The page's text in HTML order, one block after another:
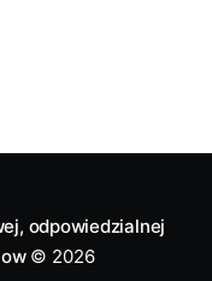
wysokich
odpowiedzialnej
© 2026